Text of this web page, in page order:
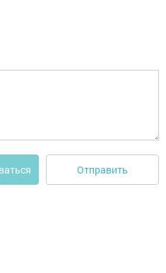
Отправить